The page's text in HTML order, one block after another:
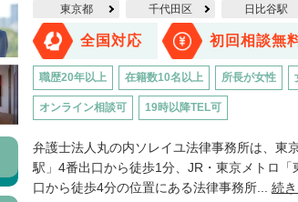
東京都 千代田区 日比谷駅
全国対応 初回相談無
職歴20年以上 在籍数10名以上 所長が女性
オンライン相談可 19時以降TEL可
弁護士法人丸の内ソレイユ法律事務所は、東
駅」4番出口から徒歩1分、JR・東京メトロ「
口から徒歩4分の位置にある法律事務所... 続